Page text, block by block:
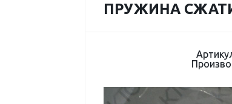
ПРУЖИНА